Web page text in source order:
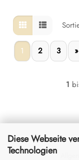
Diese Webseite
Technologien
1 2 3 »
1